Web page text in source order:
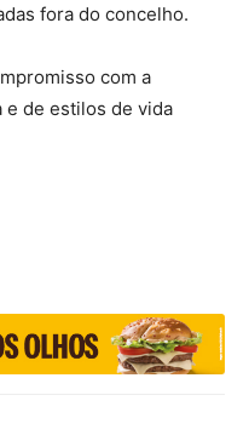
fora do concelho.
com a
e de estilos de vida